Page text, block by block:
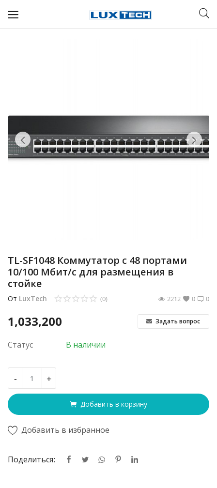
Прочее
Избранное
TL-SF1048 Коммутатор с 48 портами
10/100 Мбит/с для размещения в
стойке
От LuxTech 0
(0) 0
2212
1,033,200 Задать вопрос
Статус В наличии
- +
Добавить в корзину
Добавить в избранное
Поделиться: